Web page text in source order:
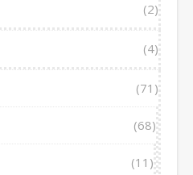
(2)
(4)
(71)
(68)
(11)